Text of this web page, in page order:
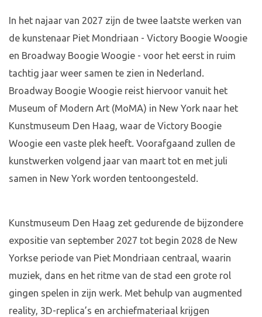
In het najaar van 2027 zijn de twee laatste werken van
de kunstenaar Piet Mondriaan - Victory Boogie Woogie
en Broadway Boogie Woogie - voor het eerst in ruim
tachtig jaar weer samen te zien in Nederland.
Broadway Boogie Woogie reist hiervoor vanuit het
Museum of Modern Art (MoMA) in New York naar het
Kunstmuseum Den Haag, waar de Victory Boogie
Woogie een vaste plek heeft. Voorafgaand zullen de
kunstwerken volgend jaar van maart tot en met juli
samen in New York worden tentoongesteld.
Kunstmuseum Den Haag zet gedurende de bijzondere
expositie van september 2027 tot begin 2028 de New
Yorkse periode van Piet Mondriaan centraal, waarin
muziek, dans en het ritme van de stad een grote rol
gingen spelen in zijn werk. Met behulp van augmented
reality, 3D-replica’s en archiefmateriaal krijgen